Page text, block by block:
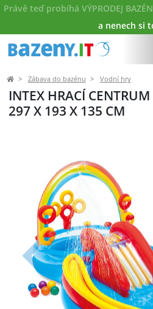
Právě teď probíhá VÝPRODEJ
a nenech si
Zábava do bazénu Vodní hry
INTEX HRACÍ
297 X 193 X 135 CM
Předchozí